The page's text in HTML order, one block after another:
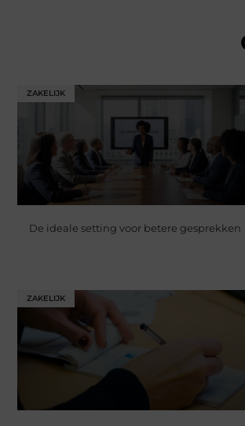
ZAKELIJK
De ideale setting voor betere gesprekken
ZAKELIJK